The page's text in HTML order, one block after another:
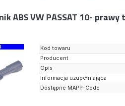
ABS VW PASSAT 10- prawy
Kod towaru
Producent
Opis
Informacja uzupełniająca
Dostępne MAPP-Code